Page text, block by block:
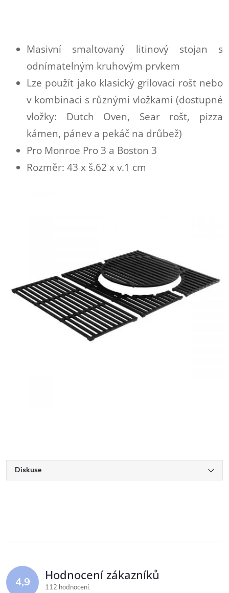
Masivní smaltovaný litinový stojan s
odnímatelným kruhovým prvkem
Lze použít jako klasický grilovací rošt nebo
v kombinaci s různými vložkami (dostupné
vložky: Dutch Oven, Sear rošt, pizza
kámen, pánev a pekáč na drůbež)
Pro Monroe Pro 3 a Boston 3
Rozměr: 43 x š.62 x v.1 cm
Diskuse
4,9 Hodnocení zákazníků
112 hodnocení